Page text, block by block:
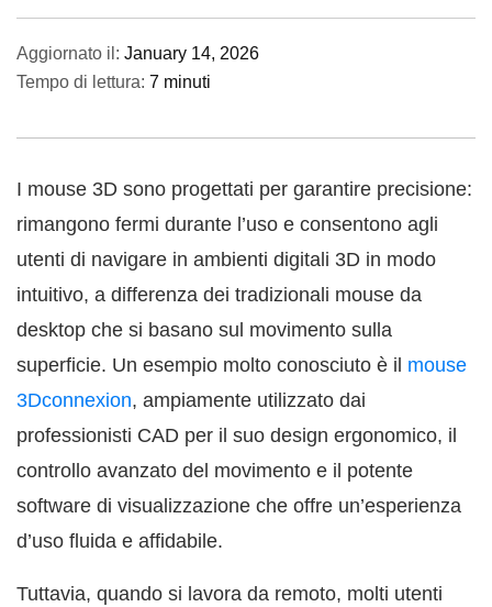
Aggiornato il: January 14, 2026
Tempo di lettura: 7 minuti
I mouse 3D sono progettati per garantire precisione:
rimangono fermi durante l’uso e consentono agli
utenti di navigare in ambienti digitali 3D in modo
intuitivo, a differenza dei tradizionali mouse da
desktop che si basano sul movimento sulla
superficie. Un esempio molto conosciuto è il mouse
3Dconnexion, ampiamente utilizzato dai
professionisti CAD per il suo design ergonomico, il
controllo avanzato del movimento e il potente
software di visualizzazione che offre un’esperienza
d’uso fluida e affidabile.
Tuttavia, quando si lavora da remoto, molti utenti